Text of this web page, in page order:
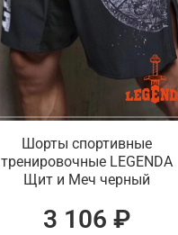
Шорты спортивные
тренировочные LEGENDA
Щит и Меч черный
3 106 ₽